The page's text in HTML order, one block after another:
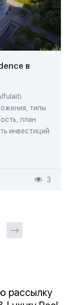
в
типы
план
инвестиций
3
рассылку